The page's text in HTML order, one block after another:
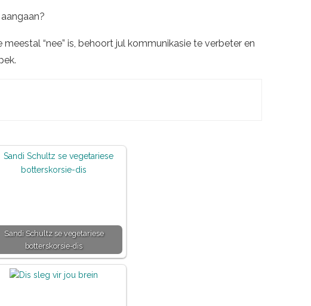
“nee” is, behoort jul kommunikasie te verbeter en
Sandi Schultz se vegetariese
botterskorsie-dis